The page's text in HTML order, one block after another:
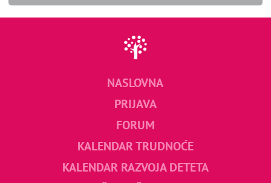
NASLOVNA
PRIJAVA
FORUM
KALENDAR TRUDNOĆE
KALENDAR RAZVOJA DETETA